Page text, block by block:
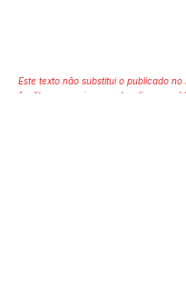
Este texto não substitui o publicado no
facilita a pesquisa para localizar a